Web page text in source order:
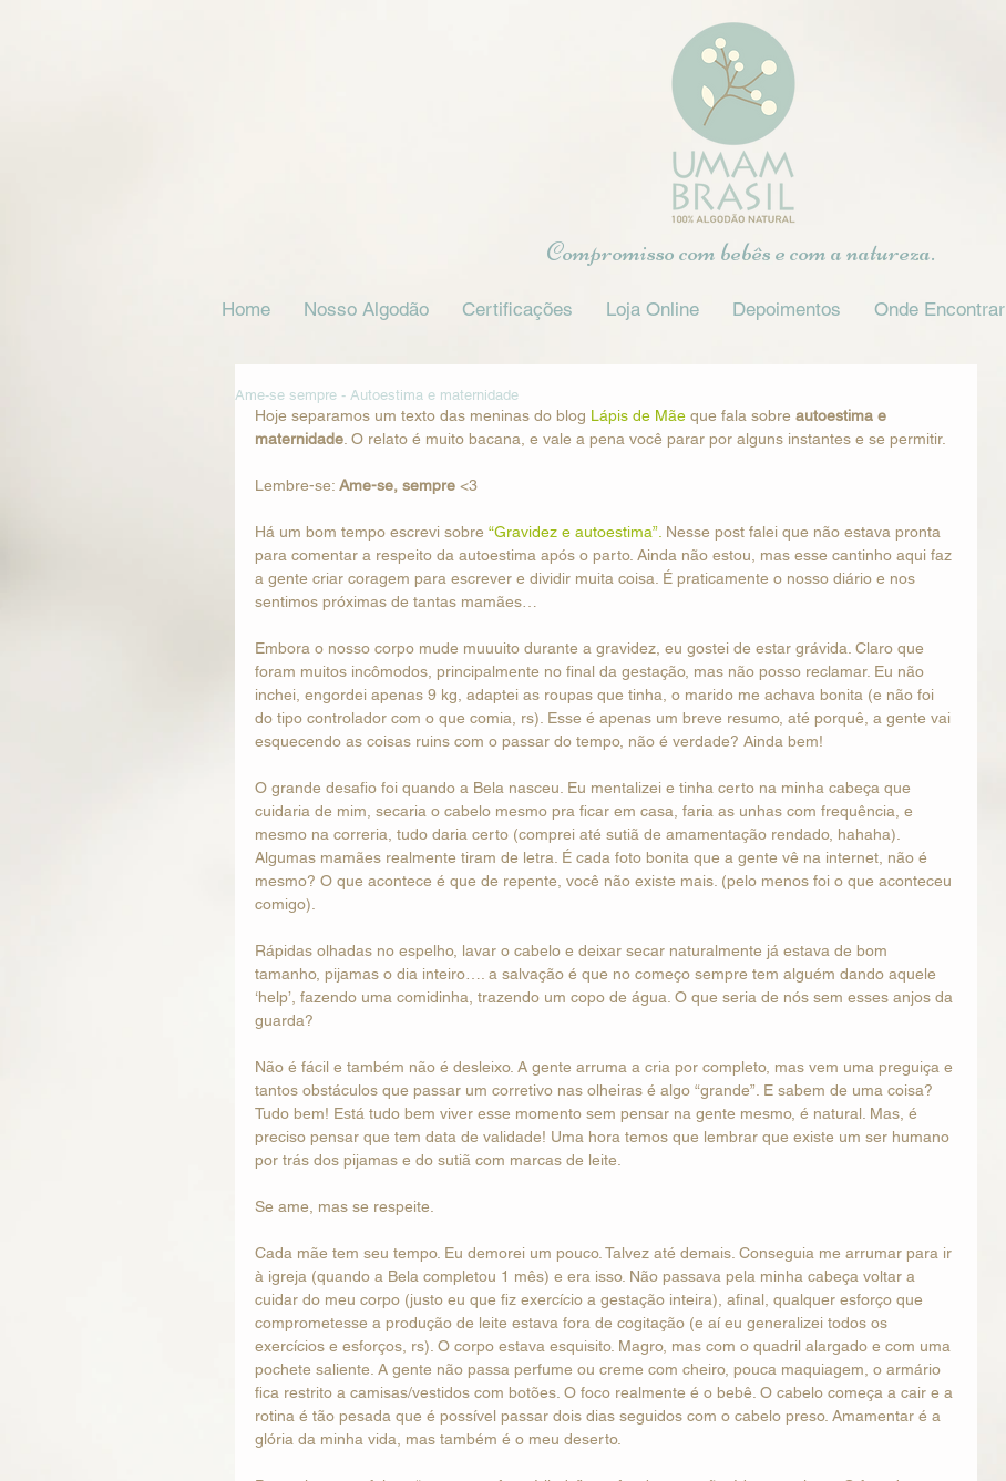
Compromisso com bebês e com a natureza.
Home Nosso Algodão Certificações Loja Online Depoimentos Onde Encontrar
Ame-se sempre - Autoestima e maternidade
Hoje separamos um texto das meninas do blog Lápis de Mãe que fala sobre autoestima e
maternidade . O relato é muito bacana, e vale a pena você parar por alguns instantes e se permitir.
Lembre-se: Ame-se, sempre <3
Há um bom tempo escrevi sobre “Gravidez e autoestima”. Nesse post falei que não estava pronta
para comentar a respeito da autoestima após o parto. Ainda não estou, mas esse cantinho aqui faz
a gente criar coragem para escrever e dividir muita coisa. É praticamente o nosso diário e nos
sentimos próximas de tantas mamães…
Embora o nosso corpo mude muuuito durante a gravidez, eu gostei de estar grávida. Claro que
foram muitos incômodos, principalmente no final da gestação, mas não posso reclamar. Eu não
inchei, engordei apenas 9 kg, adaptei as roupas que tinha, o marido me achava bonita (e não foi
do tipo controlador com o que comia, rs). Esse é apenas um breve resumo, até porquê, a gente vai
esquecendo as coisas ruins com o passar do tempo, não é verdade? Ainda bem!
O grande desafio foi quando a Bela nasceu. Eu mentalizei e tinha certo na minha cabeça que
cuidaria de mim, secaria o cabelo mesmo pra ficar em casa, faria as unhas com frequência, e
mesmo na correria, tudo daria certo (comprei até sutiã de amamentação rendado, hahaha).
Algumas mamães realmente tiram de letra. É cada foto bonita que a gente vê na internet, não é
mesmo? O que acontece é que de repente, você não existe mais. (pelo menos foi o que aconteceu
comigo).
Rápidas olhadas no espelho, lavar o cabelo e deixar secar naturalmente já estava de bom
tamanho, pijamas o dia inteiro…. a salvação é que no começo sempre tem alguém dando aquele
‘help’, fazendo uma comidinha, trazendo um copo de água. O que seria de nós sem esses anjos da
guarda?
Não é fácil e também não é desleixo. A gente arruma a cria por completo, mas vem uma preguiça e
tantos obstáculos que passar um corretivo nas olheiras é algo “grande”. E sabem de uma coisa?
Tudo bem! Está tudo bem viver esse momento sem pensar na gente mesmo, é natural. Mas, é
preciso pensar que tem data de validade! Uma hora temos que lembrar que existe um ser humano
por trás dos pijamas e do sutiã com marcas de leite.
Se ame, mas se respeite.
Cada mãe tem seu tempo. Eu demorei um pouco. Talvez até demais. Conseguia me arrumar para ir
à igreja (quando a Bela completou 1 mês) e era isso. Não passava pela minha cabeça voltar a
cuidar do meu corpo (justo eu que fiz exercício a gestação inteira), afinal, qualquer esforço que
comprometesse a produção de leite estava fora de cogitação (e aí eu generalizei todos os
exercícios e esforços, rs). O corpo estava esquisito. Magro, mas com o quadril alargado e com uma
pochete saliente. A gente não passa perfume ou creme com cheiro, pouca maquiagem, o armário
fica restrito a camisas/vestidos com botões. O foco realmente é o bebê. O cabelo começa a cair e a
rotina é tão pesada que é possível passar dois dias seguidos com o cabelo preso. Amamentar é a
glória da minha vida, mas também é o meu deserto.